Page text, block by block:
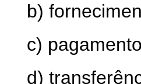
b)
c)
d)